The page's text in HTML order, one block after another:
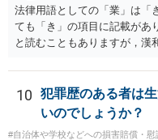
法律用語としての「業」は「
ても「き」の項目に記載があ
と読むこともありますが，漢
10
犯罪歴のある者は
いのでしょうか？
#自治体や学校などへの損害賠償・慰